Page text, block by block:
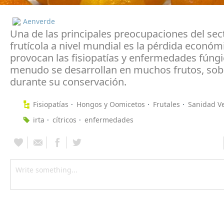
Aenverde
Una de las principales preocupaciones del
frutícola a nivel mundial es la pérdida
provocan las fisiopatías y enfermedades
menudo se desarrollan en muchos frutos,
durante su conservación.
Fisiopatías Hongos y Oomicetos Frutales
Sanidad
irta
cítricos enfermedades